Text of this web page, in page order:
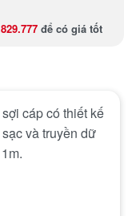
để có giá tốt
cáp có thiết kế
và truyền dữ